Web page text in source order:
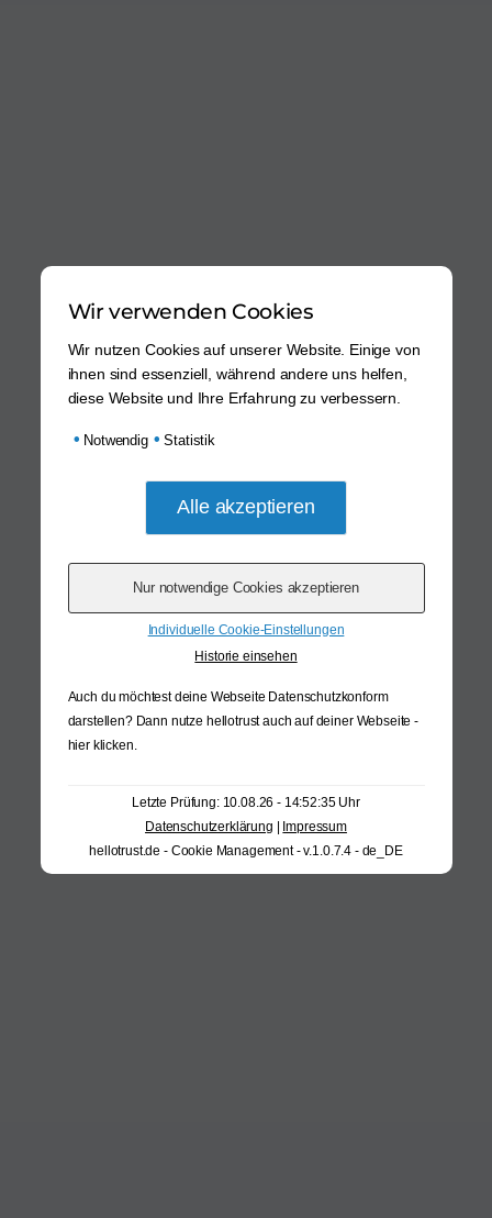
Wir verwenden Cookies
Wir nutzen Cookies auf unserer Website. Einige von
ihnen sind essenziell, während andere uns helfen,
diese Website und Ihre Erfahrung zu verbessern.
• Notwendig • Statistik
Individuelle Cookie-Einstellungen
Historie einsehen
Auch du möchtest deine Webseite Datenschutzkonform
darstellen? Dann nutze hellotrust auch auf deiner Webseite -
hier klicken
Letzte Prüfung: 10.08.26 - 14:52:35 Uhr
Datenschutzerklärung | Impressum
hellotrust.de - Cookie Management - v.1.0.7.4 - de_DE